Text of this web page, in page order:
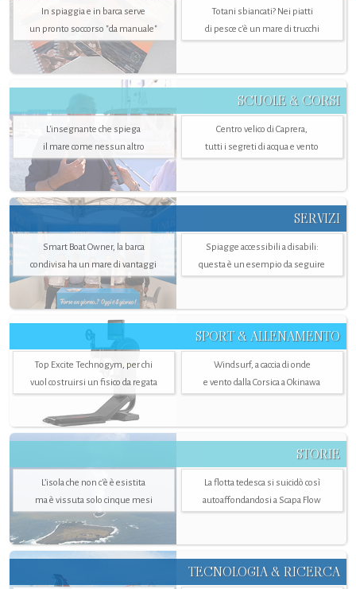
In spiaggia e in barca serve
un pronto soccorso "da manuale"
Totani sbiancati? Nei piatti
di pesce c'è un mare di trucchi
SCUOLE & CORSI
L'insegnante che spiega
il mare come nessun altro
Centro velico di Caprera,
tutti i segreti di acqua e vento
SERVIZI
Smart Boat Owner, la barca
condivisa ha un mare di vantaggi
Spiagge accessibili a disabili:
questa è un esempio da seguire
SPORT & ALLENAMENTO
Top Excite Technogym, per chi
vuol costruirsi un fisico da regata
Windsurf, a caccia di onde
e vento dalla Corsica a Okinawa
STORIE
L’isola che non c'è è esistita
ma è vissuta solo cinque mesi
La flotta tedesca si suicidò così
autoaffondandosi a Scapa Flow
TECNOLOGIA & RICERCA